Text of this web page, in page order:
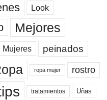
Look
Mejores
Mujeres peinados
ropa mujer rostro
tratamientos Uñas